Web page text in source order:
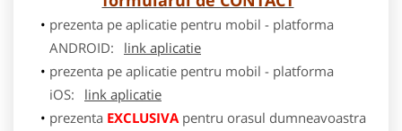
prezenta pe aplicatie pentru mobil - platforma
ANDROID:
link aplicatie
prezenta pe aplicatie pentru mobil - platforma
iOS:
link aplicatie
prezenta EXCLUSIVApentru orasul dumneavoastra